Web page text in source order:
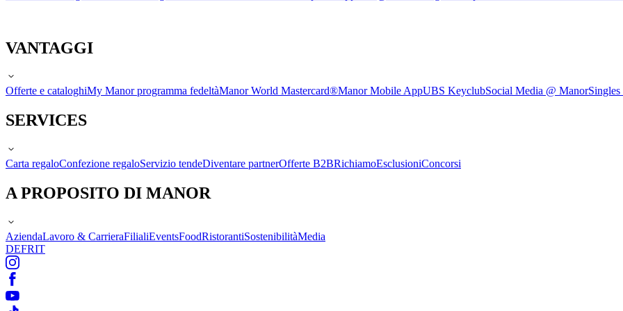
VANTAGGI
Offerte e cataloghiMy Manor programma fedeltàManor World Mastercard®Manor Mobile AppUBS KeyclubSocial Media @ Manor
SERVICES
Carta regaloConfezione regaloServizio tendeDiventare partnerOfferte B2BRichiamoEsclusioniConcorsi
A PROPOSITO DI MANOR
AziendaLavoro & CarrieraFilialiEventsFoodRistorantiSostenibilitàMedia
DEFRIT